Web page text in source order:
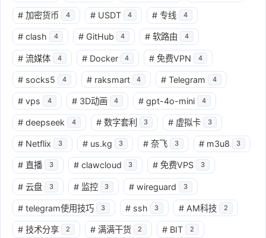
# 加密货币 4 # USDT 4 # 专线 4
# clash 4 # GitHub 4 # 软路由 4
# 流媒体 4 # Docker 4 # 免费VPN 4
# socks5 4 # raksmart 4 # Telegram 4
# vps 4 # 3D动画 4 # gpt-4o-mini 4
# deepseek 4 # 数字套利 3 # 虚拟卡 3
# Netflix 3 # us.kg 3 # 奈飞 3 # m3u8 3
# 直播 3 # clawcloud 3 # 免费VPS 3
# 云盘 3 # 监控 3 # wireguard 3
# telegram使用技巧 3 # ssh 3 # AM科技 2
# 技术分享 2 # 满满干货 2 # BIT 2